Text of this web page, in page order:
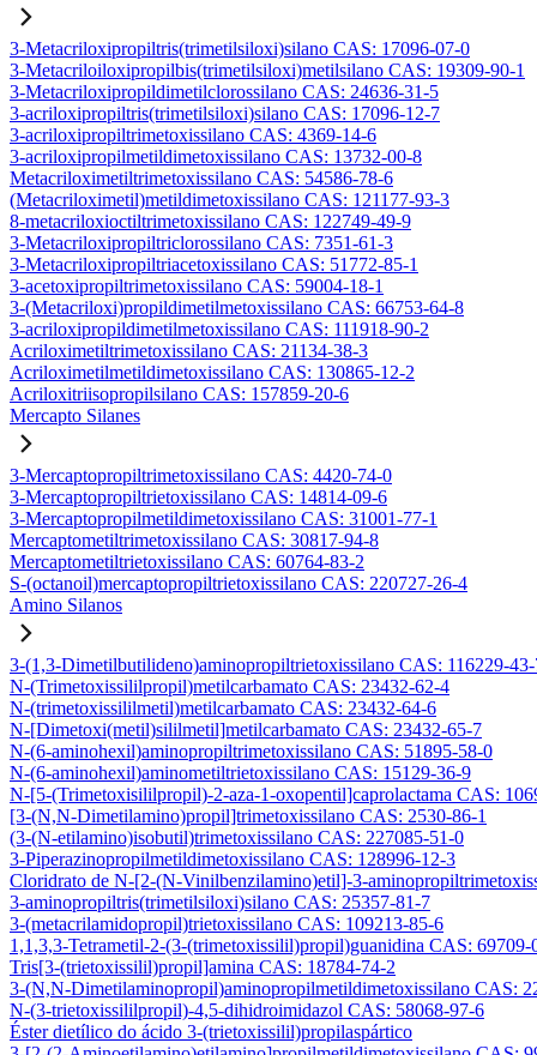
3-Metacriloxipropiltris(trimetilsiloxi)silano CAS: 17096-07-0
3-Metacriloiloxipropilbis(trimetilsiloxi)metilsilano CAS: 19309-90-1
3-Metacriloxipropildimetilclorossilano CAS: 24636-31-5
3-acriloxipropiltris(trimetilsiloxi)silano CAS: 17096-12-7
3-acriloxipropiltrimetoxissilano CAS: 4369-14-6
3-acriloxipropilmetildimetoxissilano CAS: 13732-00-8
Metacriloximetiltrimetoxissilano CAS: 54586-78-6
(Metacriloximetil)metildimetoxissilano CAS: 121177-93-3
8-metacriloxioctiltrimetoxissilano CAS: 122749-49-9
3-Metacriloxipropiltriclorossilano CAS: 7351-61-3
3-Metacriloxipropiltriacetoxissilano CAS: 51772-85-1
3-acetoxipropiltrimetoxissilano CAS: 59004-18-1
3-(Metacriloxi)propildimetilmetoxissilano CAS: 66753-64-8
3-acriloxipropildimetilmetoxissilano CAS: 111918-90-2
Acriloximetiltrimetoxissilano CAS: 21134-38-3
Acriloximetilmetildimetoxissilano CAS: 130865-12-2
Acriloxitriisopropilsilano CAS: 157859-20-6
Mercapto Silanes
3-Mercaptopropiltrimetoxissilano CAS: 4420-74-0
3-Mercaptopropiltrietoxissilano CAS: 14814-09-6
3-Mercaptopropilmetildimetoxissilano CAS: 31001-77-1
Mercaptometiltrimetoxissilano CAS: 30817-94-8
Mercaptometiltrietoxissilano CAS: 60764-83-2
S-(octanoil)mercaptopropiltrietoxissilano CAS: 220727-26-4
Amino Silanos
3-(1,3-Dimetilbutilideno)aminopropiltrietoxissilano CAS: 116229-
N-(Trimetoxissililpropil)metilcarbamato CAS: 23432-62-4
N-(trimetoxissililmetil)metilcarbamato CAS: 23432-64-6
N-[Dimetoxi(metil)sililmetil]metilcarbamato CAS: 23432-65-7
N-(6-aminohexil)aminopropiltrimetoxissilano CAS: 51895-58-0
N-(6-aminohexil)aminometiltrietoxissilano CAS: 15129-36-9
N-[5-(Trimetoxisililpropil)-2-aza-1-oxopentil]caprolactama CAS:
[3-(N,N-Dimetilamino)propil]trimetoxissilano CAS: 2530-86-1
(3-(N-etilamino)isobutil)trimetoxissilano CAS: 227085-51-0
3-Piperazinopropilmetildimetoxissilano CAS: 128996-12-3
Cloridrato de N-[2-(N-Vinilbenzilamino)etil]-3-
3-aminopropiltris(trimetilsiloxi)silano CAS: 25357-81-7
3-(metacrilamidopropil)trietoxissilano CAS: 109213-85-6
1,1,3,3-Tetrametil-2-(3-(trimetoxissilil)propil)guanidina CAS: 69709-
Tris[3-(trietoxissilil)propil]amina CAS: 18784-74-2
3-(N,N-Dimetilaminopropil)aminopropilmetildimetoxissilano CAS:
N-(3-trietoxissililpropil)-4,5-dihidroimidazol CAS: 58068-97-6
Éster dietílico do ácido 3-(trietoxissilil)propilaspártico